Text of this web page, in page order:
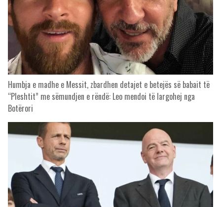
Humbja e madhe e Messit, zbardhen detajet e betejës së babait të
“Pleshtit” me sëmundjen e rëndë: Leo mendoi të largohej nga
Botërori